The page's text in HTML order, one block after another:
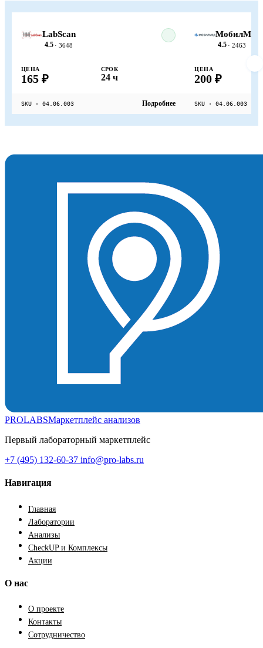
LabScan
4.5 · 3648
ЦЕНА
165 ₽
СРОК
24 ч
SKU · 04.06.003 Подробнее
МобилМед
4.5 · 2463
ЦЕНА
200 ₽
SKU · 04.06.003
PROLABSМаркетплейс анализов
Первый лабораторный маркетплейс
+7 (495) 132-60-37 info@pro-labs.ru
Навигация
Главная
Лаборатории
Анализы
CheckUP и Комплексы
Акции
О нас
О проекте
Контакты
Сотрудничество